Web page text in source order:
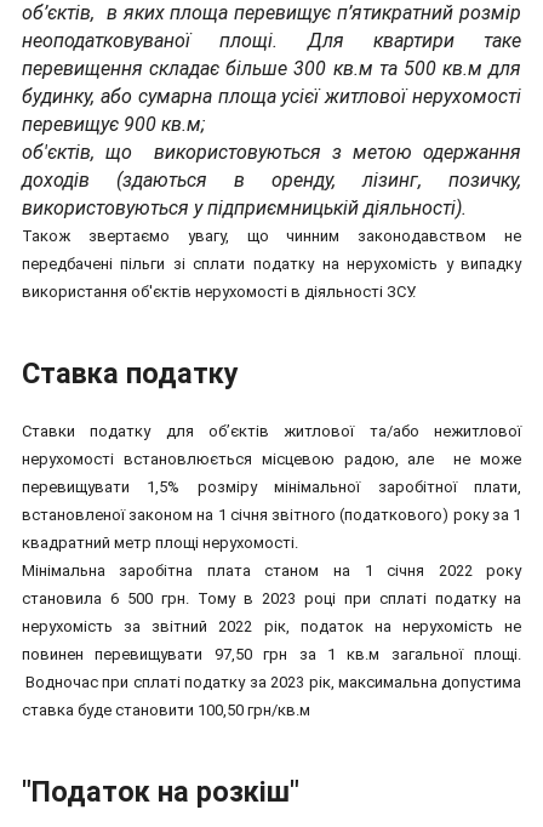
об’єктів, в яких площа перевищує п’ятикратний розмір
неоподатковуваної площі. Для квартири таке
перевищення складає більше 300 кв.м та 500 кв.м для
будинку, або сумарна площа усієї житлової нерухомості
перевищує 900 кв.м;
об'єктів, що використовуються з метою одержання
доходів (здаються в оренду, лізинг, позичку,
використовуються у підприємницькій діяльності).
Також звертаємо увагу, що чинним законодавством не
передбачені пільги зі сплати податку на нерухомість у випадку
використання об'єктів нерухомості в діяльності ЗСУ.
Ставка податку
Ставки податку для об’єктів житлової та/або нежитлової
нерухомості встановлюється місцевою радою, але не може
перевищувати 1,5% розміру мінімальної заробітної плати,
встановленої законом на 1 січня звітного (податкового) року за 1
квадратний метр площі нерухомості.
Мінімальна заробітна плата станом на 1 січня 2022 року
становила 6 500 грн. Тому в 2023 році при сплаті податку на
нерухомість за звітний 2022 рік, податок на нерухомість не
повинен перевищувати 97,50 грн за 1 кв.м загальної площі.
Водночас при сплаті податку за 2023 рік, максимальна допустима
ставка буде становити 100,50 грн/кв.м
"Податок на розкіш"